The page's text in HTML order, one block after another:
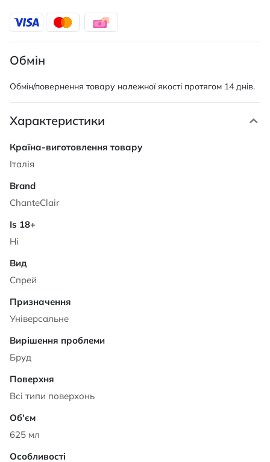
Обмін
Обмін/повернення товару належної якості протягом 14 днів.
Характеристики
Характеристики
Італія
ChanteClair
Ні
Спрей
Універсальне
Бруд
Всі типи поверхонь
625 мл